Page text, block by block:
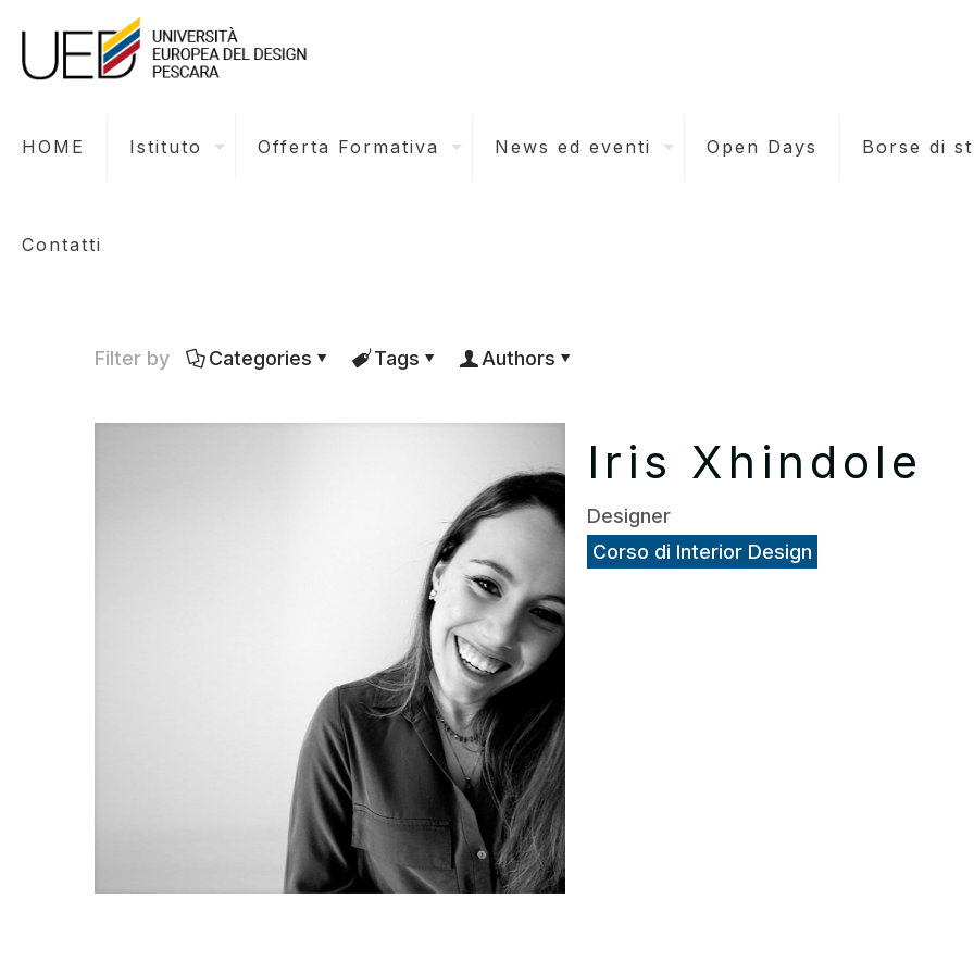
HOME Istituto Offerta Formativa News ed eventi Open Days Borse di
Contatti
Filter by Categories Tags Authors
Iris Xhindole
Designer
Corso di Interior Design